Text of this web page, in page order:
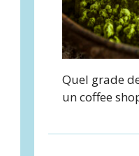
Quel grade
un coffee